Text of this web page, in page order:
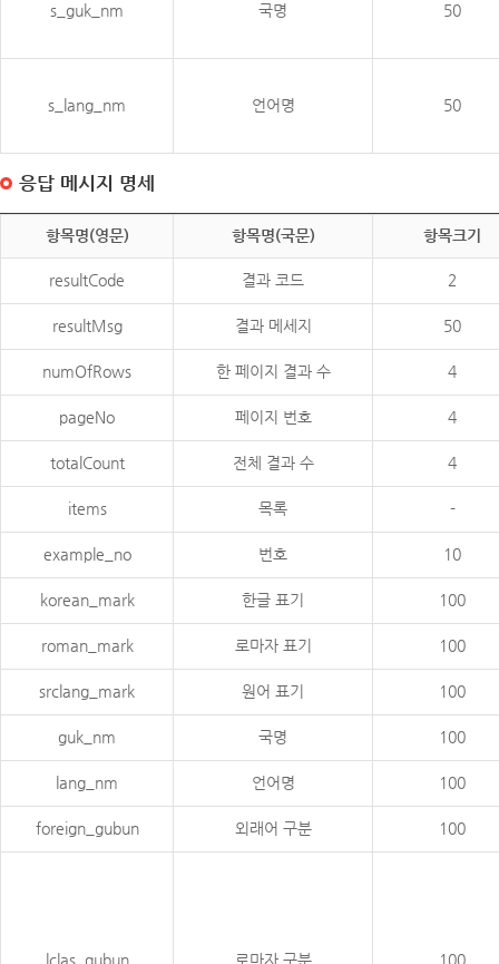
s_guk_nm 국명 50
s_lang_nm 언어명 50
응답 메시지 명세
항목명(영문) 항목명(국문) 항목크기
resultCode 결과 코드 2
resultMsg 결과 메세지 50
numOfRows 한 페이지 결과 수 4
pageNo 페이지 번호 4
totalCount 전체 결과 수 4
items 목록 -
example_no 번호 10
korean_mark 한글 표기 100
roman_mark 로마자 표기 100
srclang_mark 원어 표기 100
guk_nm 국명 100
lang_nm 언어명 100
foreign_gubun 외래어 구분 100
lclas_gubun 로마자 구분 100